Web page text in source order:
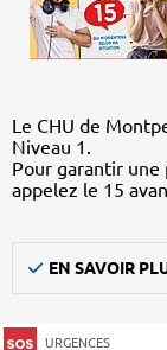
Le CHU de
Niveau 1.
Pour garantir une
appelez le 15
EN SAVOIR
URGENCES